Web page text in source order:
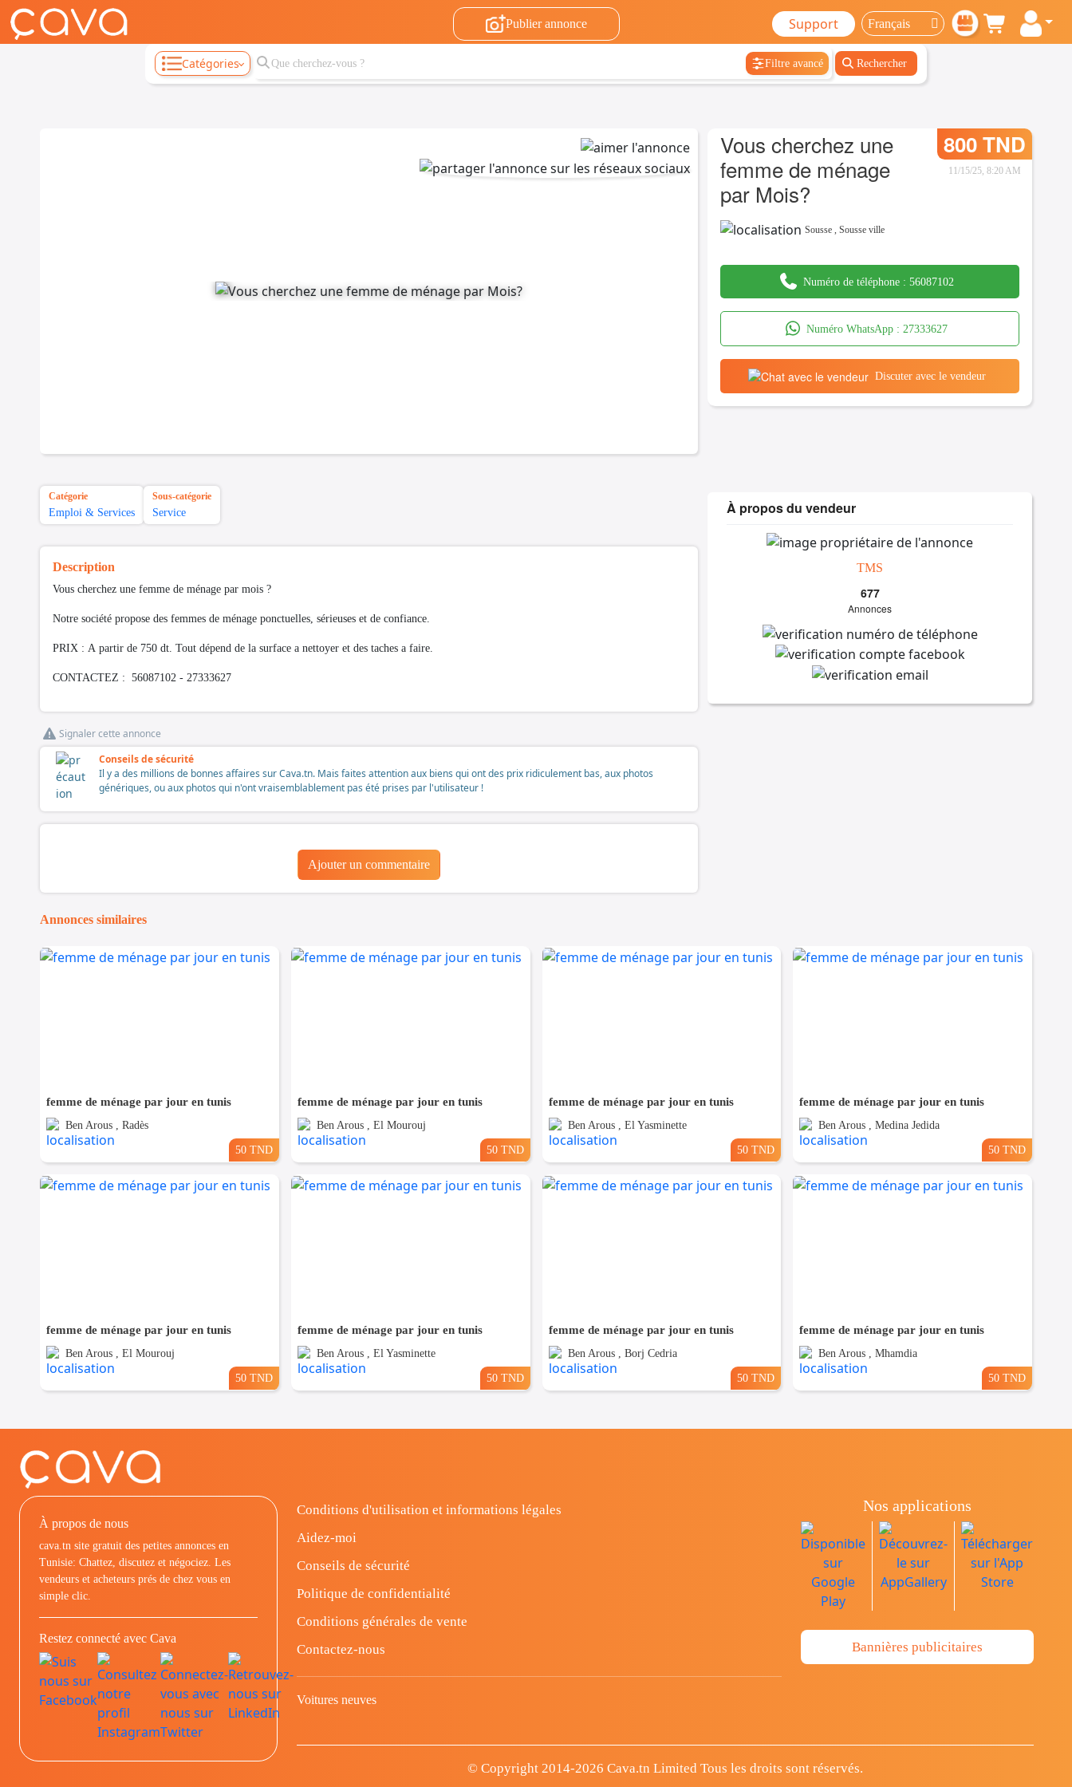
Publier annonce Support
Catégories Filtre avancé Rechercher
Vous cherchez une
femme de ménage
par Mois?
800 TND
11/15/25, 8:20 AM
Sousse ,Sousse ville
Numéro de téléphone : 56087102
Numéro WhatsApp : 27333627
Discuter avec le vendeur
Catégorie
Emploi & Services
Sous-catégorie
Service
Description
Vous cherchez une femme de ménage par mois ?
Notre société propose des femmes de ménage ponctuelles, sérieuses et de confiance.
PRIX : A partir de 750 dt. Tout dépend de la surface a nettoyer et des taches a faire.
CONTACTEZ : 56087102 - 27333627
Signaler cette annonce
Conseils de sécurité
Il y a des millions de bonnes affaires sur Cava.tn. Mais faites attention aux biens qui ont des prix ridiculement bas, aux photos
génériques, ou aux photos qui n'ont vraisemblablement pas été prises par l'utilisateur !
Ajouter un commentaire
À propos du vendeur
TMS
677
Annonces
Annonces similaires
femme de ménage par jour en tunis
Ben Arous , Radès
50 TND
femme de ménage par jour en tunis
Ben Arous , El Mourouj
50 TND
femme de ménage par jour en tunis
Ben Arous , El Yasminette
50 TND
femme de ménage par jour en tunis
Ben Arous , Medina Jedida
50 TND
femme de ménage par jour en tunis
Ben Arous , El Mourouj
50 TND
femme de ménage par jour en tunis
Ben Arous , El Yasminette
50 TND
femme de ménage par jour en tunis
Ben Arous , Borj Cedria
50 TND
femme de ménage par jour en tunis
Ben Arous , Mhamdia
50 TND
À propos de nous
cava.tn site gratuit des petites annonces en
Tunisie: Chattez, discutez et négociez. Les
vendeurs et acheteurs prés de chez vous en
simple clic.
Restez connecté avec Cava
Conditions d'utilisation et informations légales
Aidez-moi
Conseils de sécurité
Politique de confidentialité
Conditions générales de vente
Contactez-nous
Voitures neuves
Nos applications
Bannières publicitaires
© Copyright 2014-2026 Cava.tn Limited Tous les droits sont réservés.